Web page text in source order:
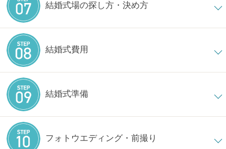
結婚式場の探し方・決め方
結婚式費用
結婚式準備
フォトウエディング・前撮り